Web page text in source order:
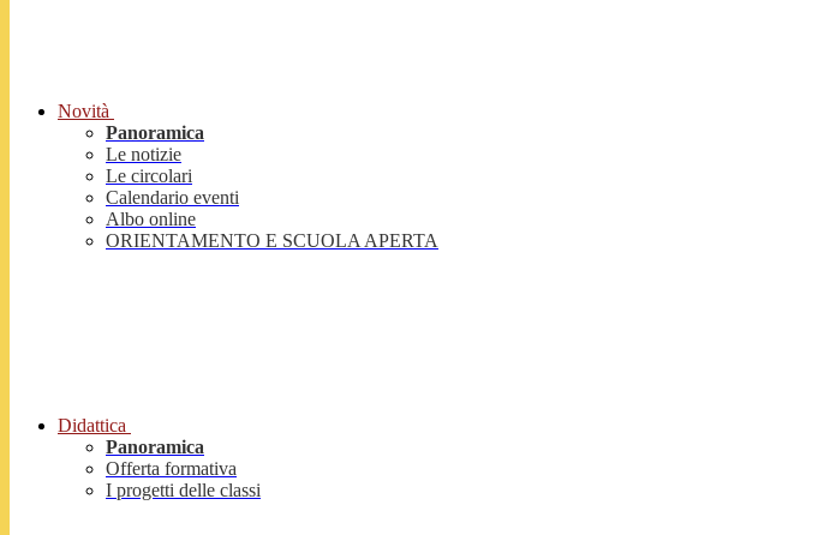
Novità
Panoramica
Le notizie
Le circolari
Calendario eventi
Albo online
ORIENTAMENTO E SCUOLA APERTA
Didattica
Panoramica
Offerta formativa
I progetti delle classi